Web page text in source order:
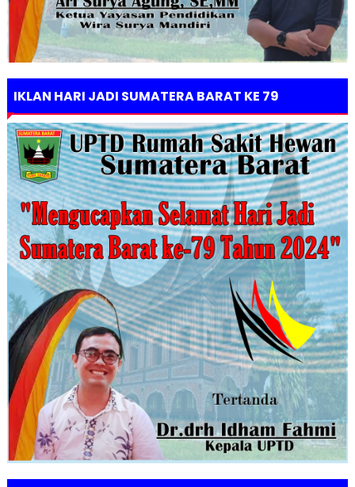
IKLAN HARI JADI SUMATERA BARAT KE 79